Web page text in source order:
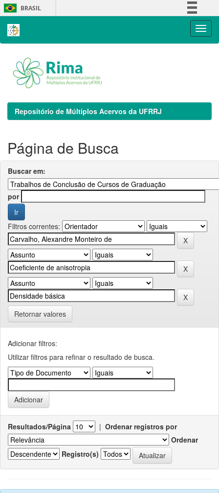
Skip
navigation
BRASIL
Repositório de Múltiplos Acervos da UFRRJ
Página de Busca
Buscar em:
por
Filtros correntes:
Retornar valores
Adicionar filtros:
Utilizar filtros para refinar o resultado de busca.
Resultados/Página | Ordenar registros por
Ordenar
Registro(s)